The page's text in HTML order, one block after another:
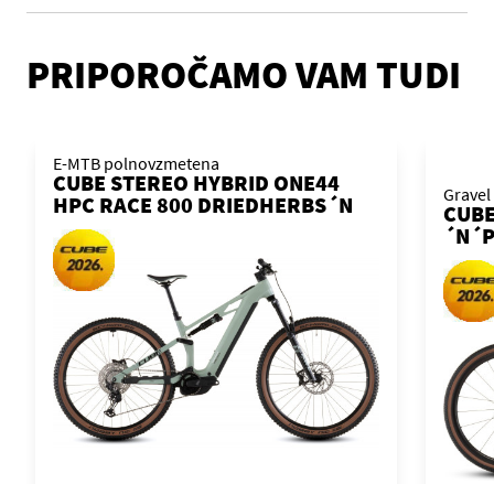
PRIPOROČAMO VAM TUDI
E-MTB polnovzmetena
CUBE STEREO HYBRID ONE44
HPC RACE 800 DRIEDHERBS´N
´BLACK 2026 KOLO
Gravel